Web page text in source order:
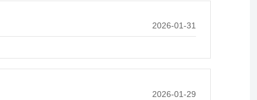
2026-01-31
2026-01-29